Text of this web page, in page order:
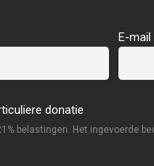
E-mail
donatie
belastingen. Het ingevoerde